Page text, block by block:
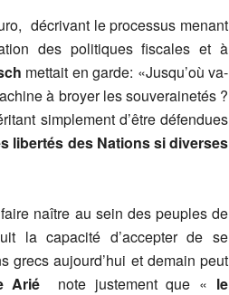
décrivant le processus menant
des politiques fiscales et à
mettait en garde: «Jusqu’où va-
à broyer les souverainetés ?
simplement d’être défendues
libertés des Nations si diverses
naître au sein des peuples de
la capacité d’accepter de se
grecs aujourd’hui et demain peut
Arié note justement que « le